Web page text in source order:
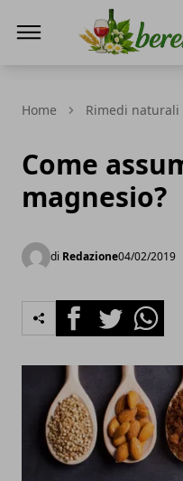
Home Rimedi naturali
Come
magnesio?
di Redazione04/02/2019
FacebookTwitter